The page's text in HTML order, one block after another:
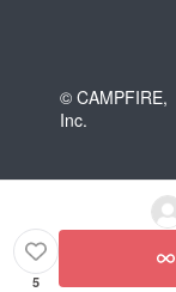
© CAMPFIRE,
Inc.
5